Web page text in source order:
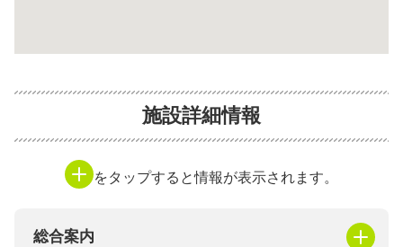
施設詳細情報
をタップすると情報が表示されます。
総合案内